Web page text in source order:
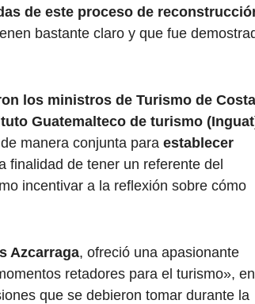
de este proceso de
bastante claro y que fue
los ministros de Turismo de Costa
Guatemalteco de turismo
manera conjunta para establecer
finalidad de tener un referente del
incentivar a la reflexión sobre cómo
Azcarraga, ofreció una apasionante
retadores para el turismo», en
que se debieron tomar durante la